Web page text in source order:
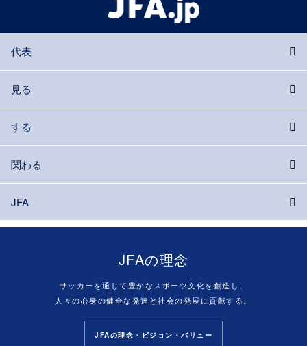
代表
見る
する
関わる
JFA
JFAの理念
サッカーを通じて豊かなスポーツ文化を創造し、
人々の心身の健全な発達と社会の発展に貢献する。
JFAの理念・ビジョン・バリュー